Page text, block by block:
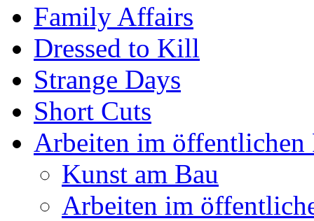
Family Affairs
Dressed to Kill
Strange Days
Short Cuts
Arbeiten im öffentlichen
Kunst am Bau
Arbeiten im